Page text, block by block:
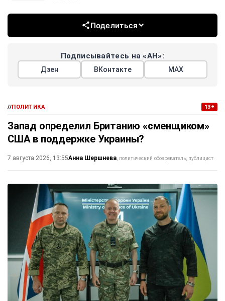
Поделиться
Подписывайтесь на «АН»:
Дзен ВКонтакте МАХ
//ПОЛИТИКА 13+
Запад определил Британию «сменщиком»
США в поддержке Украины?
7 августа 2026, 13:55Анна Шершнева политический обозреватель, публицист